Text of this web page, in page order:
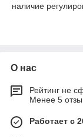
наличие
Популярные
глубиной реза.
180–230 мм
камень.
О нас
Рейтинг не
Менее 5
Работает с